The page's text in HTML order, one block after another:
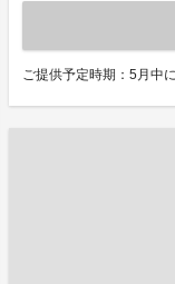
ご提供予定時期：5月中